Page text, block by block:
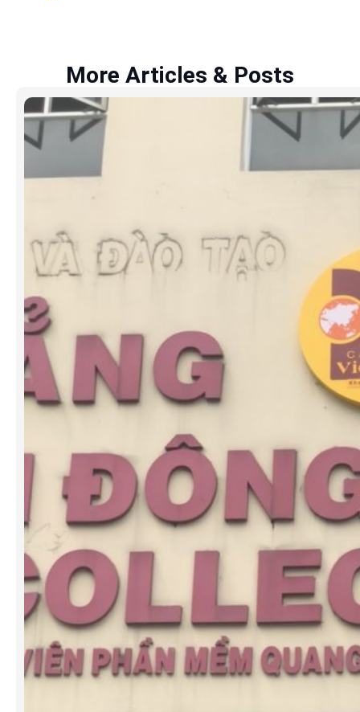
More Articles & Posts